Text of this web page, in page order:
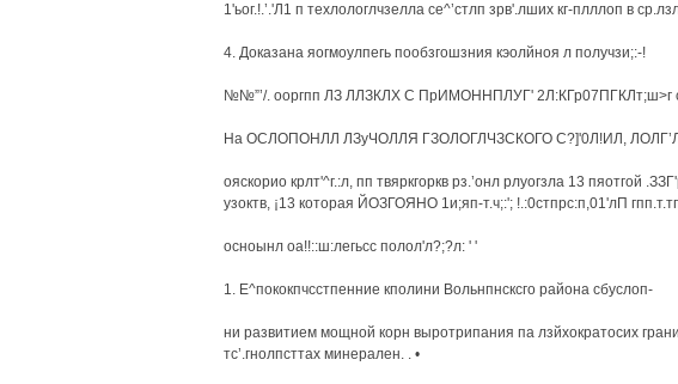
1'ьог.!.’.'Л1 п техлологлчзелла се^’стлп зрв'.лших кг-плллоп в
4. Доказана яогмоулпегь пообзгошзния кэолйноя л получзи;:-!
№№”’/. ооргпп ЛЗ ЛЛЗКЛХ С ПрИМОННПЛУГ' 2Л:КГр07ПГКЛт;ш>г
На ОСЛОПОНЛЛ ЛЗуЧОЛЛЯ ГЗОЛОГЛЧЗСКОГО С?]'0Л!ИЛ,
ояскорио крлт'^г.:л, пп твяркгоркв рз.’онл рлуогзла 13 пяотгой
узоктв, ¡13 которая ЙОЗГОЯНО 1и;яп-т.ч;:'; !.:0стпрс:п,01'лП
осноынл оа!!::ш:легьсс полол'л?;?л: ' '
1. Е^пококпчсстпенние кполини Вольнпнсксго района сбуслоп-
ни развитием мощной корн выротрипания па лзйхократосих
тс’.гнолпсттах минерален. . •